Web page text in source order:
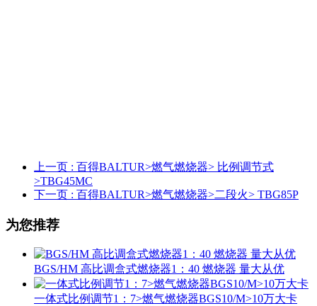
上一页 : 百得BALTUR>燃气燃烧器> 比例调节式
>TBG45MC
下一页 : 百得BALTUR>燃气燃烧器>二段火> TBG85P
为您推荐
BGS/HM 高比调盒式燃烧器1：40 燃烧器 量大从优
一体式比例调节1：7>燃气燃烧器BGS10/M>10万大卡